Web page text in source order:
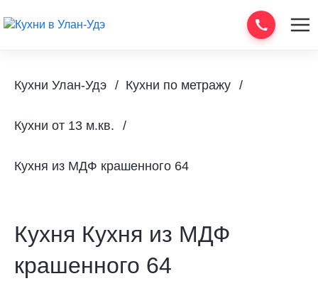
Кухни Улан-Удэ Кухни по метражу
Кухни от 13 м.кв.
Кухня из МДФ крашенного 64
Кухня Кухня из МДФ
крашенного 64